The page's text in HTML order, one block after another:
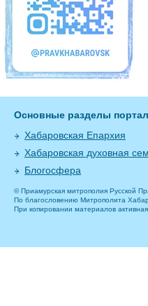
Основные разделы
Хабаровская Епархия
Хабаровская духовная
Блогосфера
© Приамурская митрополия Русской
По благословению Митрополита
При копировании материалов